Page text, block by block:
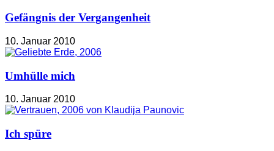
Gefängnis der Vergangenheit
10. Januar 2010
Umhülle mich
10. Januar 2010
Ich spüre